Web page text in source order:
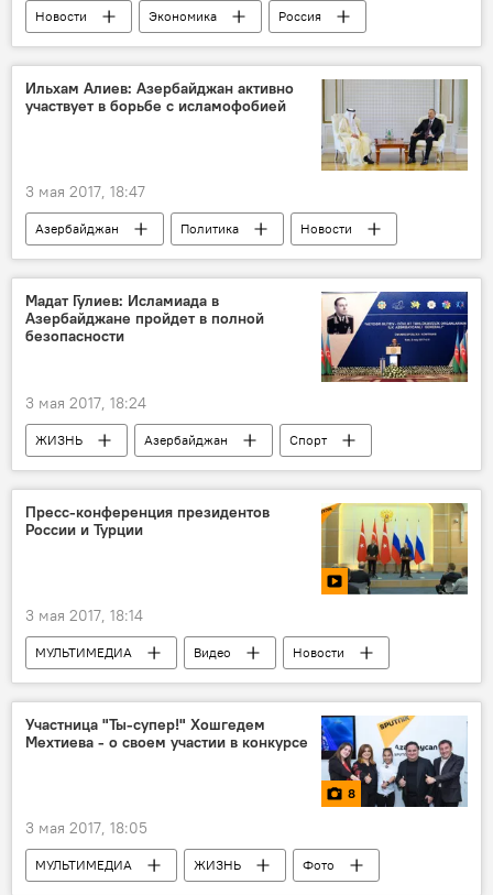
Новости Экономика
Россия
Россия
Турция
Владимир Путин
Реджеп Тайип Эрдоган
торговля
проблемы
Ильхам Алиев: Азербайджан активно
участвует в борьбе с исламофобией
3 мая 2017, 18:47
Азербайджан Политика
Новости
Ильхам Алиев
Юсиф Аль-Осайми
ОИС
исламофобия
туристический потенциал
Мадат Гулиев: Исламиада в
Азербайджане пройдет в полной
безопасности
3 мая 2017, 18:24
ЖИЗНЬ Азербайджан
Спорт
Новости
Мадат Гулиев
Служба государственной безопасности АР
IV Игры исламской солидарности
Пресс-конференция президентов
России и Турции
3 мая 2017, 18:14
МУЛЬТИМЕДИА Видео
Новости
Новости мира
Россия
Участница "Ты-супер!" Хошгедем
Мехтиева - о своем участии в конкурсе
8
3 мая 2017, 18:05
МУЛЬТИМЕДИА ЖИЗНЬ
Фото